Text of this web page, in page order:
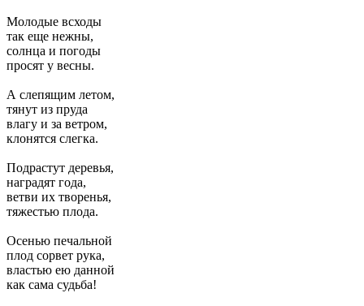
Молодые всходы
так еще нежны,
солнца и погоды
просят у весны.
А слепящим летом,
тянут из пруда
влагу и за ветром,
клонятся слегка.
Подрастут деревья,
наградят года,
ветви их творенья,
тяжестью плода.
Осенью печальной
плод сорвет рука,
властью ею данной
как сама судьба!